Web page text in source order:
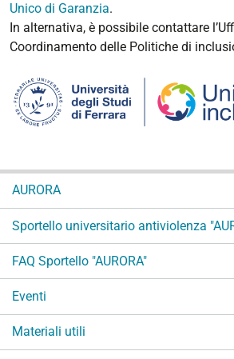
Unico di Garanzia.
In alternativa, è possibile contattare
Coordinamento delle Politiche di
a
i
n
AURORA
Sportello universitario antiviolenza
FAQ Sportello "AURORA"
Eventi
Materiali utili